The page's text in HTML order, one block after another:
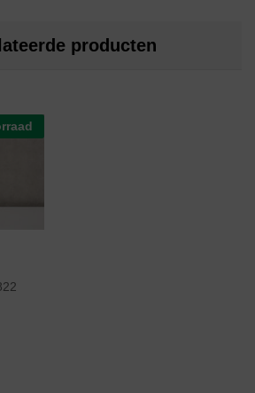
producten